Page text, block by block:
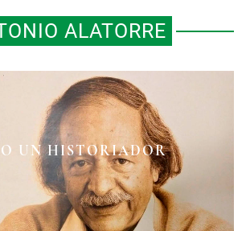
ALATORRE
UN HISTORIADOR